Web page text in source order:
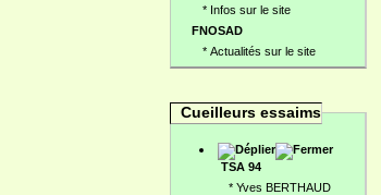
* Infos sur le site
FNOSAD
* Actualités sur le site
Cueilleurs essaims
TSA 94
* Yves BERTHAUD